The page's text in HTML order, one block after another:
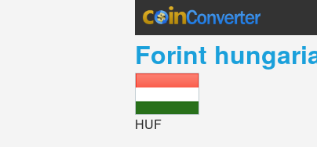
Forint
HUF